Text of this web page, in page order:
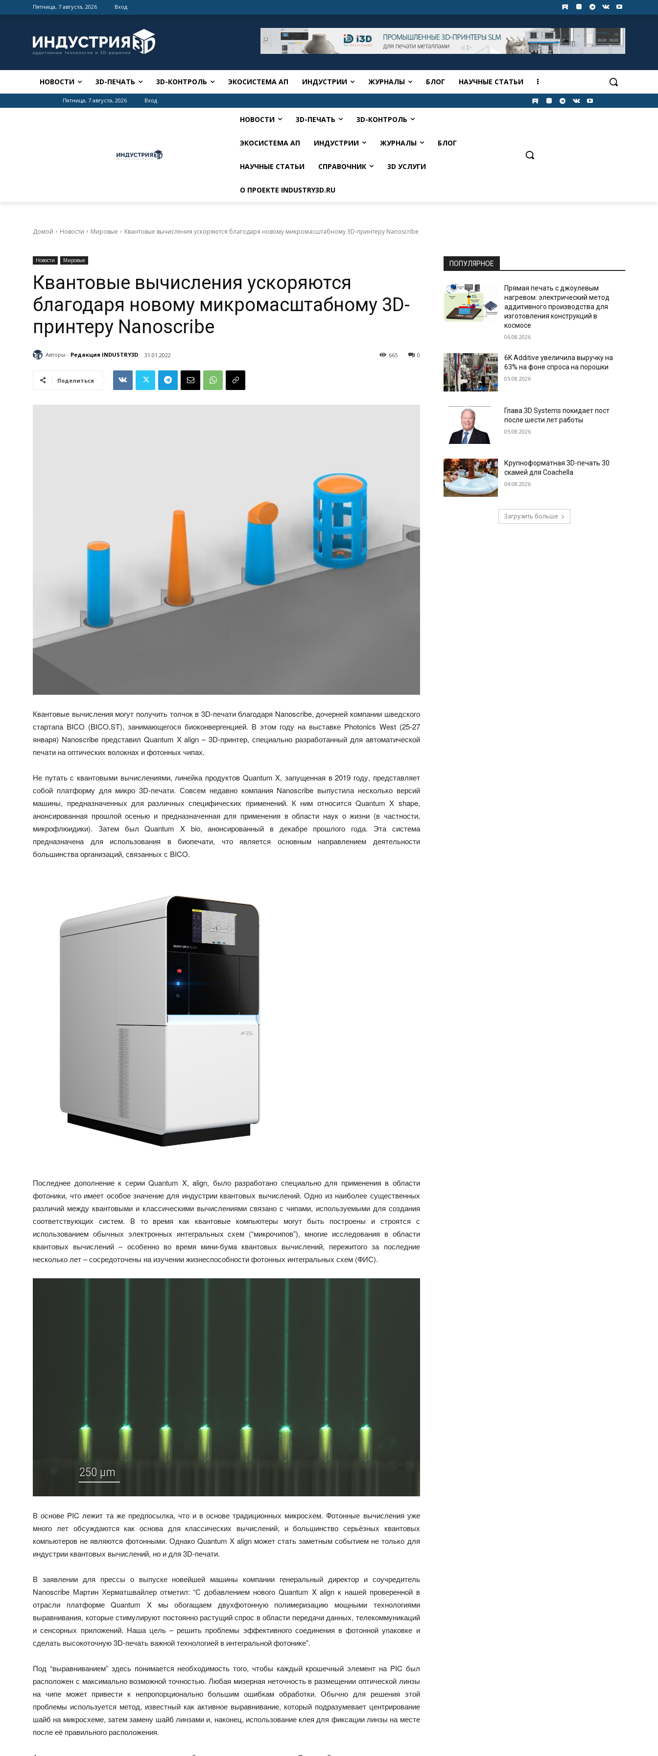
Пятница, 7 августа, 2026 Вход
НОВОСТИ 3D-ПЕЧАТЬ 3D-КОНТРОЛЬ ЭКОСИСТЕМА АП ИНДУСТРИИ ЖУРНАЛЫ БЛОГ НАУЧНЫЕ СТАТЬИ
Пятница, 7 августа, 2026 Вход
НОВОСТИ 3D-ПЕЧАТЬ 3D-КОНТРОЛЬ
ЭКОСИСТЕМА АП ИНДУСТРИИ ЖУРНАЛЫ БЛОГ
НАУЧНЫЕ СТАТЬИ СПРАВОЧНИК 3D УСЛУГИ
О ПРОЕКТЕ INDUSTRY3D.RU
Домой Новости Мировые Квантовые вычисления ускоряются благодаря новому микромасштабному 3D-принтеру Nanoscribe
Новости Мировые
Квантовые вычисления ускоряются
благодаря новому микромасштабному 3D-
принтеру Nanoscribe
Авторы - Редакция INDUSTRY3D 31.01.2022 0
665
Поделиться
Квантовые вычисления могут получить толчок в 3D-печати благодаря Nanoscribe, дочерней компании шведского
стартапа BICO (BICO.ST), занимающегося биоконвергенцией. В этом году на выставке Photonics West (25-27
января) Nanoscribe представил Quantum X align – 3D-принтер, специально разработанный для автоматической
печати на оптических волокнах и фотонных чипах.
Не путать с квантовыми вычислениями, линейка продуктов Quantum X, запущенная в 2019 году, представляет
собой платформу для микро 3D-печати. Совсем недавно компания Nanoscribe выпустила несколько версий
машины, предназначенных для различных специфических применений. К ним относится Quantum X shape,
анонсированная прошлой осенью и предназначенная для применения в области наук о жизни (в частности,
микрофлюидики). Затем был Quantum X bio, анонсированный в декабре прошлого года. Эта система
предназначена для использования в биопечати, что является основным направлением деятельности
большинства организаций, связанных с BICO.
Последнее дополнение к серии Quantum X, align, было разработано специально для применения в области
фотоники, что имеет особое значение для индустрии квантовых вычислений. Одно из наиболее существенных
различий между квантовыми и классическими вычислениями связано с чипами, используемыми для создания
соответствующих систем. В то время как квантовые компьютеры могут быть построены и строятся с
использованием обычных электронных интегральных схем (“микрочипов”), многие исследования в области
квантовых вычислений – особенно во время мини-бума квантовых вычислений, пережитого за последние
несколько лет – сосредоточены на изучении жизнеспособности фотонных интегральных схем (ФИС).
В основе PIC лежит та же предпосылка, что и в основе традиционных микросхем. Фотонные вычисления уже
много лет обсуждаются как основа для классических вычислений, и большинство серьёзных квантовых
компьютеров не являются фотонными. Однако Quantum X align может стать заметным событием не только для
индустрии квантовых вычислений, но и для 3D-печати.
В заявлении для прессы о выпуске новейшей машины компании генеральный директор и соучредитель
Nanoscribe Мартин Херматшвайлер отметил: “С добавлением нового Quantum X align к нашей проверенной в
отрасли платформе Quantum X мы обогащаем двухфотонную полимеризацию мощными технологиями
выравнивания, которые стимулируют постоянно растущий спрос в области передачи данных, телекоммуникаций
и сенсорных приложений. Наша цель – решить проблемы эффективного соединения в фотонной упаковке и
сделать высокоточную 3D-печать важной технологией в интегральной фотонике”.
Под “выравниванием” здесь понимается необходимость того, чтобы каждый крошечный элемент на PIC был
расположен с максимально возможной точностью. Любая мизерная неточность в размещении оптической линзы
на чипе может привести к непропорционально большим ошибкам обработки. Обычно для решения этой
проблемы используется метод, известный как активное выравнивание, который подразумевает центрирование
шайб на микросхеме, затем замену шайб линзами и, наконец, использование клея для фиксации линзы на месте
после её правильного расположения.
ПОПУЛЯРНОЕ
Прямая печать с джоулевым
нагревом: электрический метод
аддитивного производства для
изготовления конструкций в
космосе
06.08.2026
6K Additive увеличила выручку на
63% на фоне спроса на порошки
05.08.2026
Глава 3D Systems покидает пост
после шести лет работы
05.08.2026
Крупноформатная 3D-печать 30
скамей для Coachella
04.08.2026
Загрузить больше